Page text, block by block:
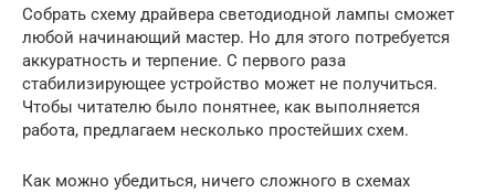
Собрать схему драйвера светодиодной лампы сможет
любой начинающий мастер. Но для этого потребуется
аккуратность и терпение. С первого раза
стабилизирующее устройство может не получиться.
Чтобы читателю было понятнее, как выполняется
работа, предлагаем несколько простейших схем.
Как можно убедиться, ничего сложного в схемах